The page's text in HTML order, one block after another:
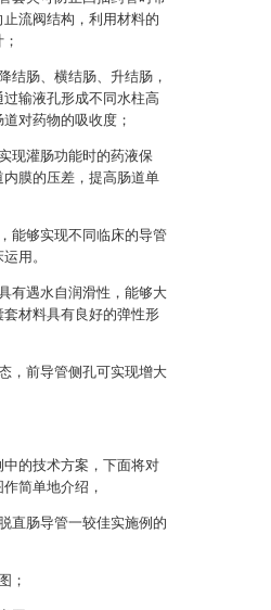
流阀结构，利用材料的
结肠、横结肠、升结肠，
输液孔形成不同水柱高
对药物的吸收度；
现灌肠功能时的药液保
膜的压差，提高肠道单
能够实现不同临床的导管
用。
有遇水自润滑性，能够大
材料具有良好的弹性形
，前导管侧孔可实现增大
的技术方案，下面将对
简单地介绍，
直肠导管一较佳实施例的
；